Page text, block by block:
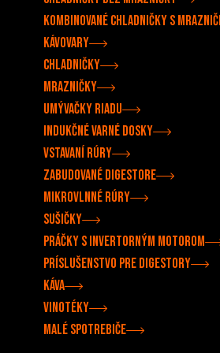
Kombinované chladničky s
Kávovary
Chladničky
Mrazničky
Umývačky riadu
Indukčné varné dosky
Vstavaní rúry
Zabudované digestore
Mikrovlnné rúry
Sušičky
Práčky s invertorným motorom
Príslušenstvo pre digestory
Káva
Vinotéky
Malé spotrebiče